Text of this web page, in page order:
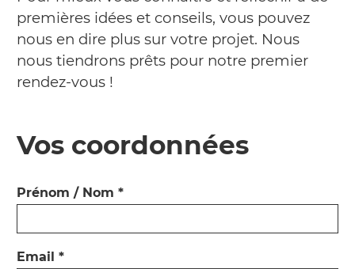
premières idées et conseils, vous pouvez
nous en dire plus sur votre projet. Nous
nous tiendrons prêts pour notre premier
rendez-vous !
Vos coordonnées
Prénom / Nom
Email